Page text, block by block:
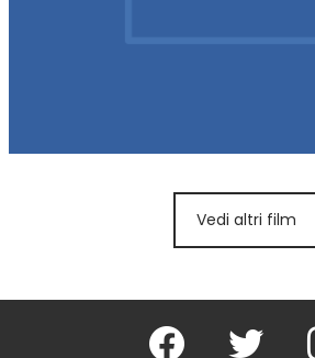
Vedi altri film
Facebook Twitter